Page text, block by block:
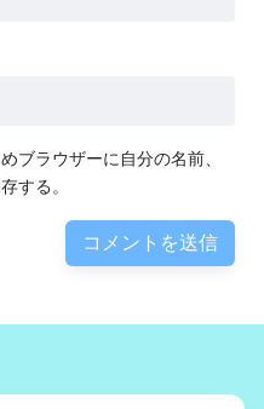
ブラウザーに自分の名前、
する。